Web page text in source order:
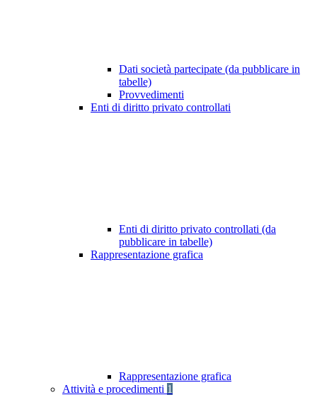
Dati società partecipate (da pubblicare in
tabelle)
Provvedimenti
Enti di diritto privato controllati
Enti di diritto privato controllati (da
pubblicare in tabelle)
Rappresentazione grafica
Rappresentazione grafica
Attività e procedimenti 1